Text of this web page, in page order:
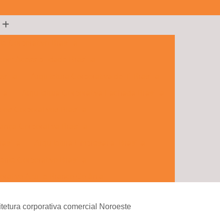
Hall Corporativo Goiânia
corporativa comercial Noroeste